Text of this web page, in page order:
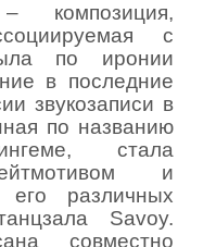
композиция,
с
по иронии
в последние
звукозаписи в
по названию
стала
и
различных
Savoy.
совместно